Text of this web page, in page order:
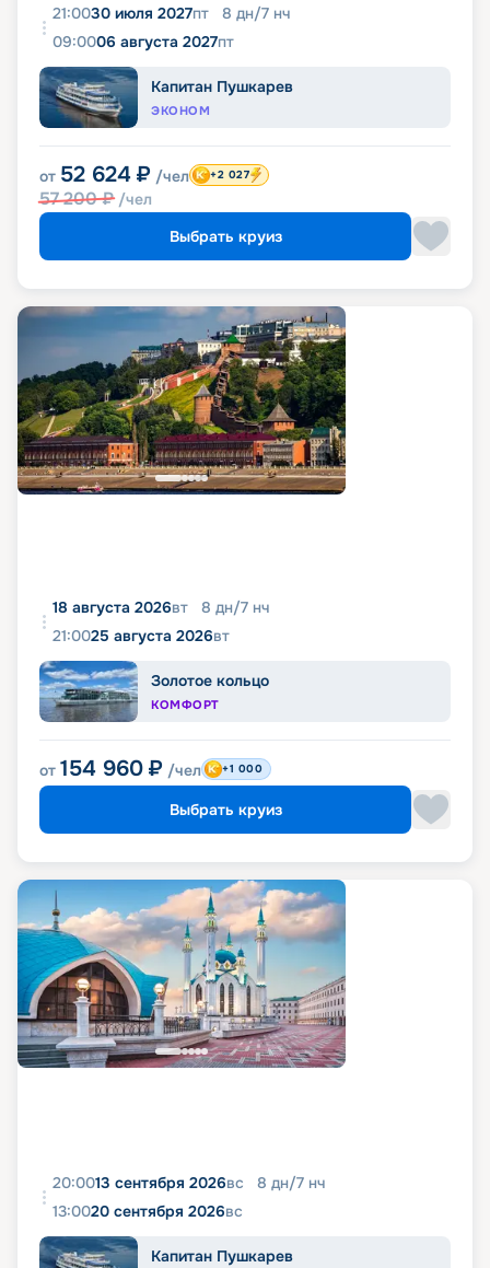
21:0030 июля 2027пт 8 дн/7 нч
09:0006 августа 2027пт
Капитан Пушкарев
ЭКОНОМ
от 52 624 ₽ /чел
57 200₽ /чел
+2 027
Выбрать круиз
18 августа 2026вт 8 дн/7 нч
21:0025 августа 2026вт
Золотое кольцо
КОМФОРТ
от 154 960 ₽ /чел +1 000
Выбрать круиз
20:0013 сентября 2026вс 8 дн/7 нч
13:0020 сентября 2026вс
Капитан Пушкарев